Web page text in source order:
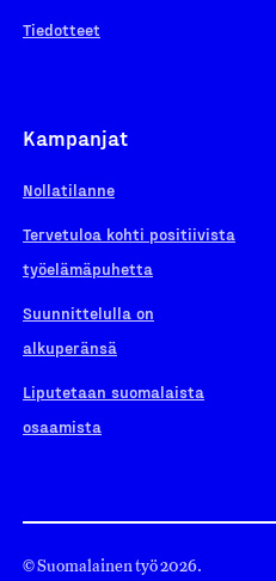
Tiedotteet
Kampanjat
Nollatilanne
Tervetuloa kohti positiivista
työelämäpuhetta
Suunnittelulla on
alkuperänsä
Liputetaan suomalaista
osaamista
© Suomalainen työ 2026.